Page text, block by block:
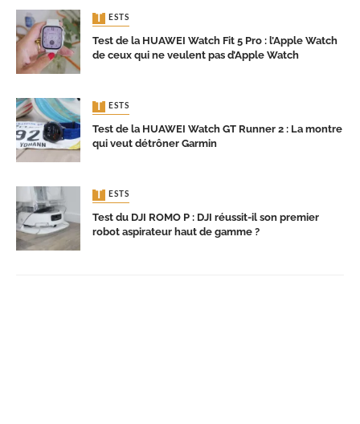
TESTS
Test de la HUAWEI Watch Fit 5 Pro : l’Apple Watch
de ceux qui ne veulent pas d’Apple Watch
TESTS
Test de la HUAWEI Watch GT Runner 2 : La montre
qui veut détrôner Garmin
TESTS
Test du DJI ROMO P : DJI réussit-il son premier
robot aspirateur haut de gamme ?